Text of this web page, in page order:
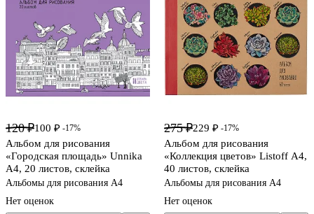
120 ₽100 ₽ -17%
Альбом для рисования
«Городская площадь» Unnika
А4, 20 листов, склейка
Альбомы для рисования А4
Нет оценок
275 ₽229 ₽ -17%
Альбом для рисования
«Коллекция цветов» Listoff А4,
40 листов, склейка
Альбомы для рисования А4
Нет оценок